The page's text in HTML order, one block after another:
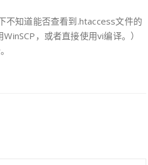
不知道能否查看到.htaccess文件的
，或者直接使用vi编译。）